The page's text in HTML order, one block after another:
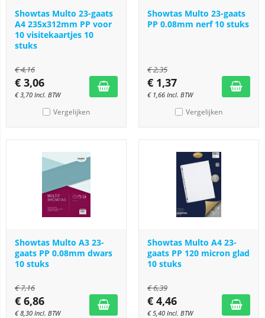
Showtas Multo 23-gaats
A4 235x312mm PP voor
10 visitekaartjes 10
stuks
€4,16
€ 3,06
€3,70 Incl. BTW
Vergelijken
Showtas Multo 23-gaats
PP 0.08mm nerf 10 stuks
€2,35
€ 1,37
€ 1,66 Incl. BTW
Vergelijken
Showtas Multo A3 23-
gaats PP 0.08mm dwars
10 stuks
€7,16
€ 6,86
€8,30 Incl. BTW
Showtas Multo A4 23-
gaats PP 120 micron glad
10 stuks
€6,39
€ 4,46
€5,40 Incl. BTW